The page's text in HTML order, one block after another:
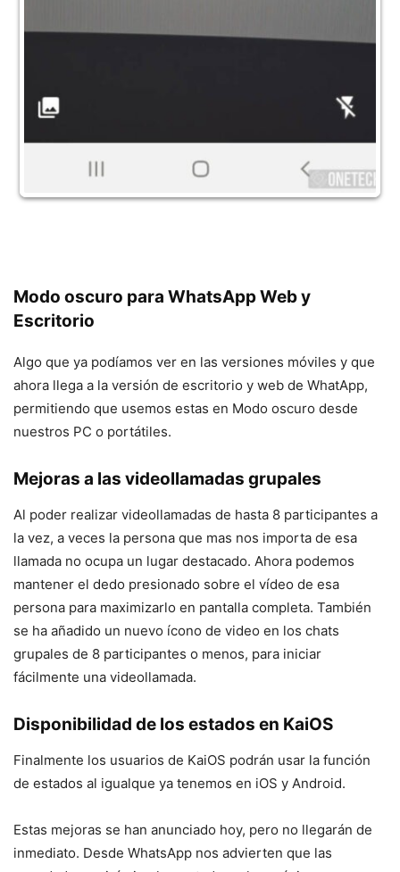
Modo oscuro para WhatsApp Web y
Escritorio
Algo que ya podíamos ver en las versiones móviles y que
ahora llega a la versión de escritorio y web de WhatApp,
permitiendo que usemos estas en Modo oscuro desde
nuestros PC o portátiles.
Mejoras a las videollamadas grupales
Al poder realizar videollamadas de hasta 8 participantes a
la vez, a veces la persona que mas nos importa de esa
llamada no ocupa un lugar destacado. Ahora podemos
mantener el dedo presionado sobre el vídeo de esa
persona para maximizarlo en pantalla completa. También
se ha añadido un nuevo ícono de video en los chats
grupales de 8 participantes o menos, para iniciar
fácilmente una videollamada.
Disponibilidad de los estados en KaiOS
Finalmente los usuarios de KaiOS podrán usar la función
de estados al igualque ya tenemos en iOS y Android.
Estas mejoras se han anunciado hoy, pero no llegarán de
inmediato. Desde WhatsApp nos advierten que las